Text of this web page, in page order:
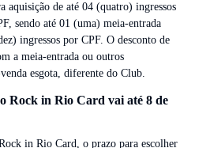
aquisição de até 04 (quatro) ingressos
sendo até 01 (uma) meia-entrada
ingressos por CPF. O desconto de
a meia-entrada ou outros
esgota, diferente do Club.
Rock in Rio Card vai até 8 de
in Rio Card, o prazo para escolher